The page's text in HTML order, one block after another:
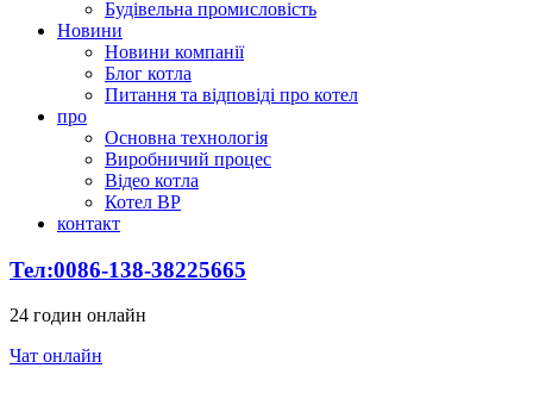
Будівельна промисловість
Новини
Новини компанії
Блог котла
Питання та відповіді про котел
про
Основна технологія
Виробничий процес
Відео котла
Котел ВР
контакт
Тел:0086-138-38225665
24 годин онлайн
Чат онлайн